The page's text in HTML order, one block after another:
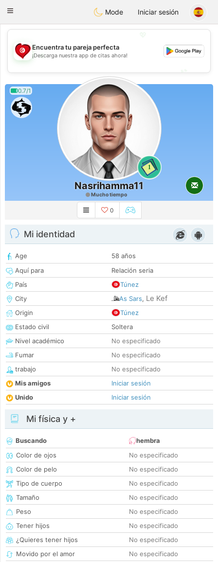
Tunisia Dating
Toggle
Mode Iniciar sesión
💖
💕
Encuentra tu pareja perfecta
¡Descarga nuestra app de citas ahora!
0.7/1
1
Nasrihamma11
Mucho tiempo
0
Mi identidad
Age
58 años
Aquí para
Relación seria
País
Túnez
City
As Sars, Le Kef
Origin
Túnez
Estado civil
Soltera
Nivel académico
No especificado
Fumar
No especificado
trabajo
No especificado
Mis amigos
Iniciar sesión
Unido
Iniciar sesión
Mi física y +
Buscando
hembra
Color de ojos
No especificado
Color de pelo
No especificado
Tipo de cuerpo
No especificado
Tamaño
No especificado
Peso
No especificado
Tener hijos
No especificado
¿Quieres tener hijos
No especificado
Movido por el amor
No especificado